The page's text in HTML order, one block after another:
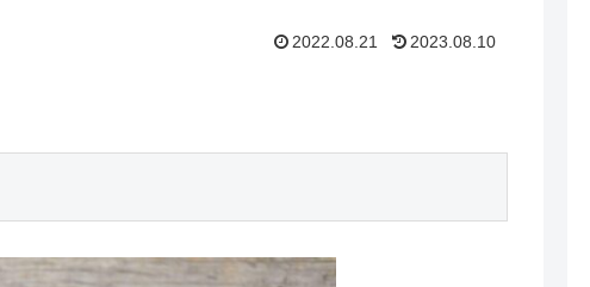
2022.08.21 2023.08.10